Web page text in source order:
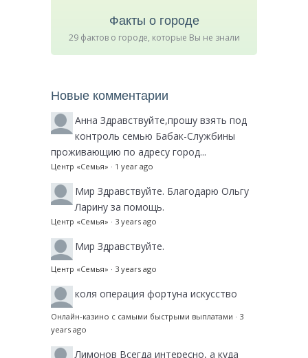
Факты о городе
29 фактов о городе, которые Вы не знали
Новые комментарии
Анна Здравствуйте,прошу взять под
контроль семью Бабак-Службины
проживающию по адресу город...
Центр «Семья» · 1 year ago
Мир Здравствуйте. Благодарю Ольгу
Ларину за помощь.
Центр «Семья» · 3 years ago
Мир Здравствуйте.
Центр «Семья» · 3 years ago
коля операция фортуна искусство
Онлайн-казино с самыми быстрыми выплатами · 3
years ago
Лимонов Всегда интересно, а куда